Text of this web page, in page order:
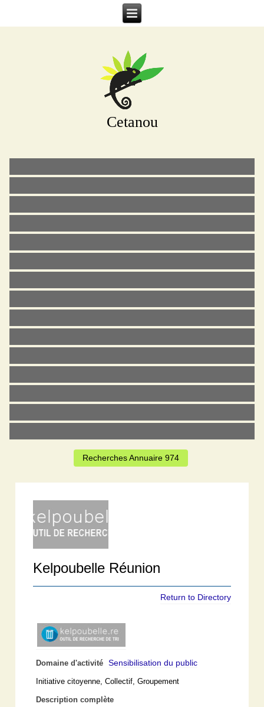
Cetanou
Recherches Annuaire 974
Kelpoubelle Réunion
Return to Directory
Domaine d'activité Sensibilisation du public
Initiative citoyenne, Collectif, Groupement
Description complète